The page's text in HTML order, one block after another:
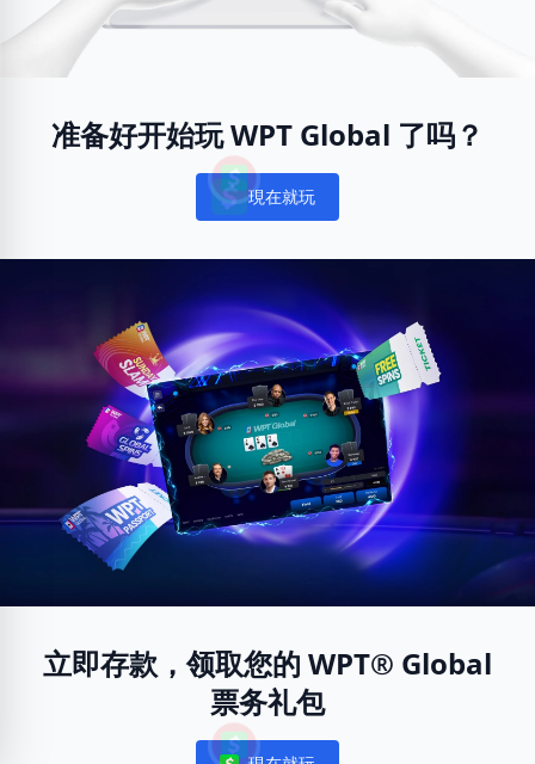
准备好开始玩 WPT Global 了吗？
Notifications
現在就玩
立即存款，领取您的 WPT® Global
票务礼包